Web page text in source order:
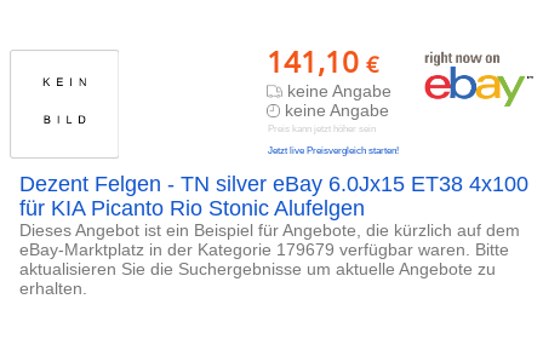
141,10 €
keine Angabe
keine Angabe
Preis kann jetzt höher sein
Jetzt live Preisvergleich starten!
Dezent Felgen - TN silver eBay 6.0Jx15 ET38 4x100
für KIA Picanto Rio Stonic Alufelgen
Dieses Angebot ist ein Beispiel für Angebote, die kürzlich auf dem
eBay-Marktplatz in der Kategorie 179679 verfügbar waren. Bitte
aktualisieren Sie die Suchergebnisse um aktuelle Angebote zu
erhalten.